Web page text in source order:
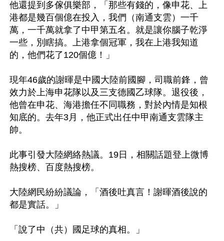
他還提到多傢俱樂部，「那些有錢的，像申花、上
港都是幾百個億在投入，我們（南通支雲）一千
萬，一千萬就拿了中甲第五名。就是讓你腦子乾淨
一些，別瞎搞。上港拿個冠軍，我在上港我知道
的，他們花了120個億！」
現年46歲的謝暉是中國大陸前國腳，司職前鋒，曾
效力於上海申花隊以及三支德國乙球隊。退役後，
他曾在申花、海港擔任不同職務，對於內情是知根
知底的。去年3月，他正式出任中甲南通支雲隊主
帥。
此事引發大陸網絡熱議。19日，相關話題登上微博
熱搜榜、百度熱搜榜。
大陸網民紛紛議論，「酒後吐真言！謝暉酒後說的
都是實話。」
「說了中（共）國足球的真相。」